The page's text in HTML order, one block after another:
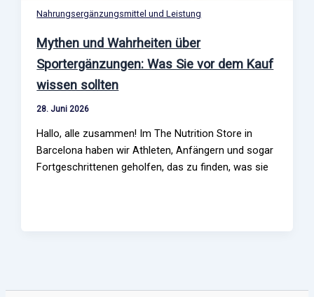
Nahrungsergänzungsmittel und Leistung
Mythen und Wahrheiten über
Sportergänzungen: Was Sie vor dem Kauf
wissen sollten
28. Juni 2026
Hallo, alle zusammen! Im The Nutrition Store in
Barcelona haben wir Athleten, Anfängern und sogar
Fortgeschrittenen geholfen, das zu finden, was sie